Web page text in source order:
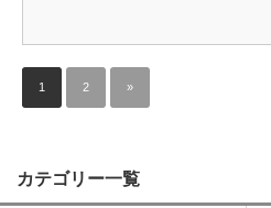
1 2 »
カテゴリー一覧